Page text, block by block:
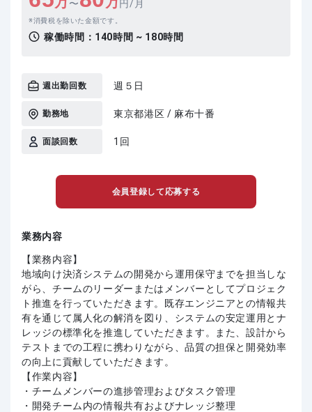
〜 円/月
消費税を除いた金額です。
稼働時間： 140時間 ~ 180時間
週出勤回数 週５日
勤務地 東京都港区 / 麻布十番
面談回数 1回
会員登録して応募する
業務内容
【業務内容】
地域向け決済システムの開発から運用保守までを担当しな
がら、チームのリーダーまたはメンバーとしてプロジェク
ト推進を行っていただきます。既存エンジニアとの情報共
有を通じて属人化の解消を図り、システムの安定運用とナ
レッジの標準化を推進していただきます。また、設計から
テストまでの工程に携わりながら、品質の担保と開発効率
の向上に貢献していただきます。
【作業内容】
・チームメンバーの進捗管理およびタスク管理
・開発チーム内の情報共有およびナレッジ整理